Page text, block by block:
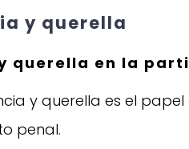
y querella
querella en la
y querella es el
penal.